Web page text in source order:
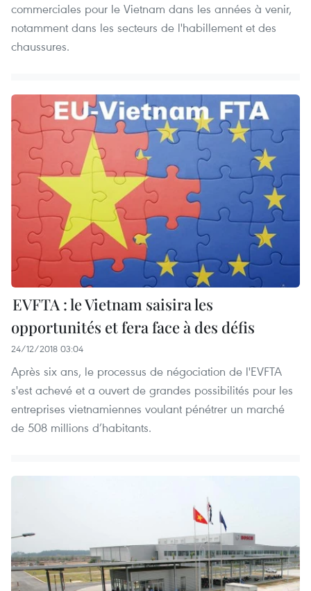
commerciales pour le Vietnam dans les années à venir,
notamment dans les secteurs de l'habillement et des
chaussures.
EVFTA : le Vietnam saisira les
opportunités et fera face à des défis
24/12/2018 03:04
Après six ans, le processus de négociation de l'EVFTA
s'est achevé et a ouvert de grandes possibilités pour les
entreprises vietnamiennes voulant pénétrer un marché
de 508 millions d’habitants.